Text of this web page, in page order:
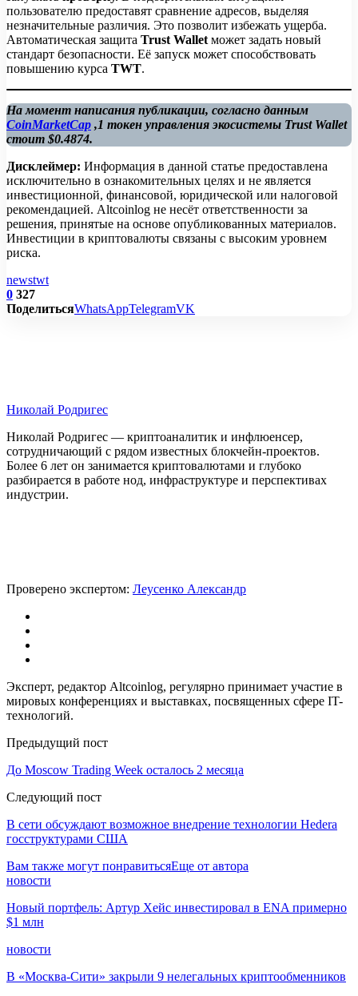
пользователю предоставят сравнение адресов, выделяя
незначительные различия. Это позволит избежать ущерба.
Автоматическая защита Trust Walletможет задать новый
стандарт безопасности. Её запуск может способствовать
повышению курса TWT.
На момент написания публикации, согласно данным
CoinMarketCap ,1 токен управления экосистемы Trust Wallet
стоит $0.4874.
Дисклеймер: Информация в данной статье предоставлена
исключительно в ознакомительных целях и не является
инвестиционной, финансовой, юридической или налоговой
рекомендацией. Altcoinlog не несёт ответственности за
решения, принятые на основе опубликованных материалов.
Инвестиции в криптовалюты связаны с высоким уровнем
риска.
newstwt
0 327
ПоделитьсяWhatsAppTelegramVK
Николай Родригес
Николай Родригес — криптоаналитик и инфлюенсер,
сотрудничающий с рядом известных блокчейн-проектов.
Более 6 лет он занимается криптовалютами и глубоко
разбирается в работе нод, инфраструктуре и перспективах
индустрии.
Проверено экспертом: Леусенко Александр
Эксперт, редактор Altcoinlog, регулярно принимает участие в
мировых конференциях и выставках, посвященных сфере IT-
технологий.
Предыдущий пост
До Moscow Trading Week осталось 2 месяца
Следующий пост
В сети обсуждают возможное внедрение технологии Hedera
госструктурами США
Вам также могут понравитьсяЕще от автора
новости
Новый портфель: Артур Хейс инвестировал в ENA примерно
$1 млн
новости
В «Москва-Сити» закрыли 9 нелегальных криптообменников